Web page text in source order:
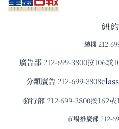
紐約
總機 212-
廣告部212-699-3800按106或
分類廣告 212-699-3808
發⾏部 212-699-3800按162或
市場推廣部 212-